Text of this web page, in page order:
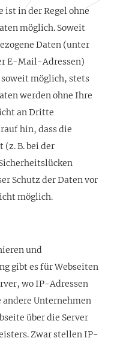
ist in der Regel ohne
möglich. Soweit
Daten (unter
E-Mail-Adressen)
möglich, stets
werden ohne Ihre
an Dritte
hin, dass die
B. bei der
Schutz der Daten vor
möglich.
und
gibt es für Webseiten
wo IP-Adressen
andere Unternehmen
über die Server
Zwar stellen IP-